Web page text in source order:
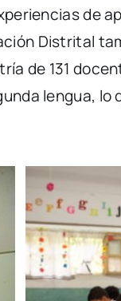
de
Distrital
de 131
lengua,